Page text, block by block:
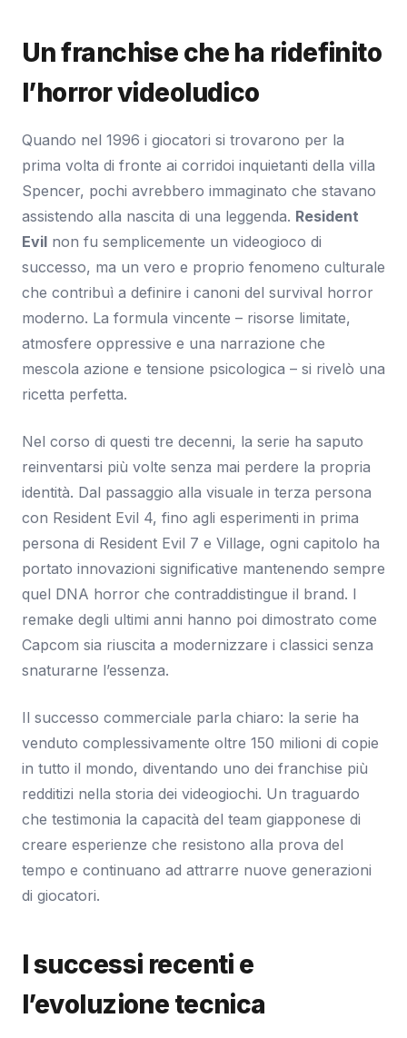
Un franchise che ha ridefinito
l’horror videoludico
Quando nel 1996 i giocatori si trovarono per la
prima volta di fronte ai corridoi inquietanti della villa
Spencer, pochi avrebbero immaginato che stavano
assistendo alla nascita di una leggenda. Resident
Evil non fu semplicemente un videogioco di
successo, ma un vero e proprio fenomeno culturale
che contribuì a definire i canoni del survival horror
moderno. La formula vincente – risorse limitate,
atmosfere oppressive e una narrazione che
mescola azione e tensione psicologica – si rivelò una
ricetta perfetta.
Nel corso di questi tre decenni, la serie ha saputo
reinventarsi più volte senza mai perdere la propria
identità. Dal passaggio alla visuale in terza persona
con Resident Evil 4, fino agli esperimenti in prima
persona di Resident Evil 7 e Village, ogni capitolo ha
portato innovazioni significative mantenendo sempre
quel DNA horror che contraddistingue il brand. I
remake degli ultimi anni hanno poi dimostrato come
Capcom sia riuscita a modernizzare i classici senza
snaturarne l’essenza.
Il successo commerciale parla chiaro: la serie ha
venduto complessivamente oltre 150 milioni di copie
in tutto il mondo, diventando uno dei franchise più
redditizi nella storia dei videogiochi. Un traguardo
che testimonia la capacità del team giapponese di
creare esperienze che resistono alla prova del
tempo e continuano ad attrarre nuove generazioni
di giocatori.
I successi recenti e
l’evoluzione tecnica